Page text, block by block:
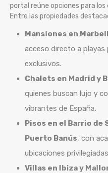
portal reúne opciones para
Entre las propiedades
Mansiones en
acceso directo a playas
exclusivos.
Chalets en Madrid y
quienes buscan lujo y
vibrantes de España.
Pisos en el Barrio de
Puerto Banús, con
ubicaciones
Villas en Ibiza y